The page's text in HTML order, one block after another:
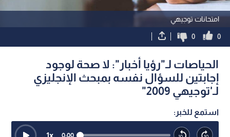
امتحانات توجيهي
0
0
الحياصات لـ"رؤيا أخبار": لا صحة لوجود
إجابتين للسؤال نفسه بمبحث الإنجليزي
لـ'توجيهي 2009"
استمع للخبر:
0:00
1x